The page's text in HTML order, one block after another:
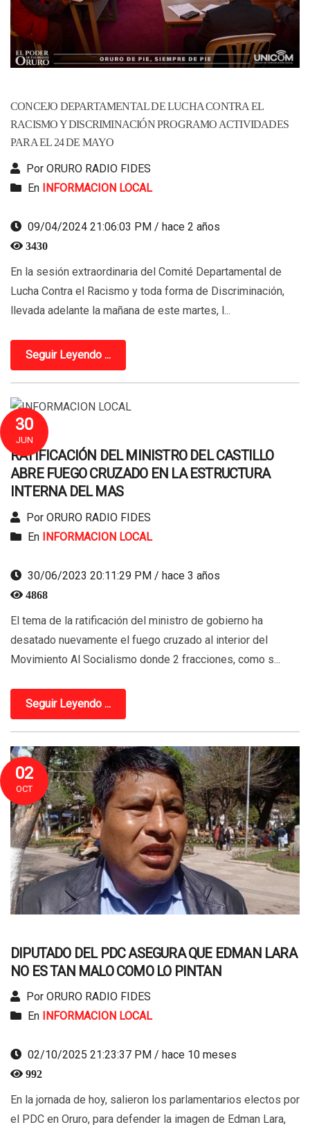
CONCEJO DEPARTAMENTAL DE LUCHA CONTRA EL
RACISMO Y DISCRIMINACIÓN PROGRAMO ACTIVIDADES
PARA EL 24 DE MAYO
Por ORURO RADIO FIDES
En INFORMACION LOCAL
09/04/2024 21:06:03 PM / hace 2 años
3430
En la sesión extraordinaria del Comité Departamental de
Lucha Contra el Racismo y toda forma de Discriminación,
llevada adelante la mañana de este martes, l...
Seguir Leyendo ...
30
JUN
RATIFICACIÓN DEL MINISTRO DEL CASTILLO
ABRE FUEGO CRUZADO EN LA ESTRUCTURA
INTERNA DEL MAS
Por ORURO RADIO FIDES
En INFORMACION LOCAL
30/06/2023 20:11:29 PM / hace 3 años
4868
El tema de la ratificación del ministro de gobierno ha
desatado nuevamente el fuego cruzado al interior del
Movimiento Al Socialismo donde 2 fracciones, como s...
Seguir Leyendo ...
02
OCT
DIPUTADO DEL PDC ASEGURA QUE EDMAN LARA
NO ES TAN MALO COMO LO PINTAN
Por ORURO RADIO FIDES
En INFORMACION LOCAL
02/10/2025 21:23:37 PM / hace 10 meses
992
En la jornada de hoy, salieron los parlamentarios electos por
el PDC en Oruro, para defender la imagen de Edman Lara,